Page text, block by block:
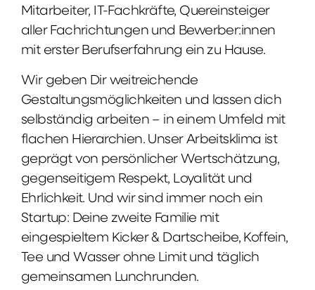
Mitarbeiter, IT-Fachkräfte, Quereinsteiger
aller Fachrichtungen und Bewerber:innen
mit erster Berufserfahrung ein zu Hause.
Wir geben Dir weitreichende
Gestaltungsmöglichkeiten und lassen dich
selbständig arbeiten – in einem Umfeld mit
flachen Hierarchien. Unser Arbeitsklima ist
geprägt von persönlicher Wertschätzung,
gegenseitigem Respekt, Loyalität und
Ehrlichkeit. Und wir sind immer noch ein
Startup: Deine zweite Familie mit
eingespieltem Kicker & Dartscheibe, Koffein,
Tee und Wasser ohne Limit und täglich
gemeinsamen Lunchrunden.